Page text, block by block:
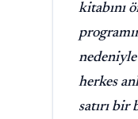
kitabını
nedeniyle
herkes
satırı